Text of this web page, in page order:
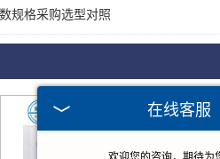
规格采购选型对照
在线客服